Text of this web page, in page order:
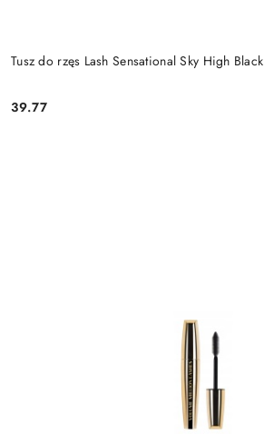
Tusz do rzęs Lash Sensational Sky High Black
Cena:
39.77